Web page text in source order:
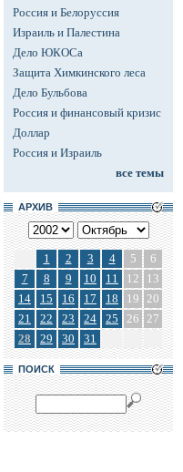
Россия и Белоруссия
Израиль и Палестина
Дело ЮКОСа
Защита Химкинского леса
Дело Бульбова
Россия и финансовый кризис
Доллар
Россия и Израиль
все темы
АРХИВ
1 2 3 4 5
6
7
8 9 10 11 12
13
14
15 16 17 18 19 20
21
22 23 24 25 26 27
28
29 30 31
ПОИСК